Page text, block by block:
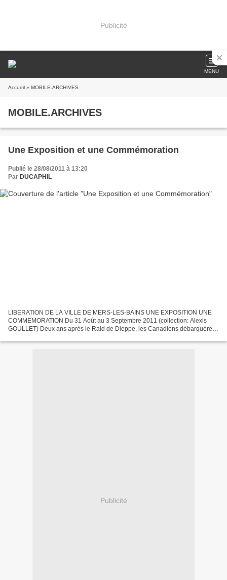
Publicité
MENU
Accueil » MOBILE.ARCHIVES
MOBILE.ARCHIVES
Une Exposition et une Commémoration
Publié le 28/08/2011 à 13:20
Par DUCAPHIL
LIBERATION DE LA VILLE DE MERS-LES-BAINS UNE EXPOSITION UNE
COMMEMORATION Du 31 Août au 3 Septembre 2011 (collection: Alexis
GOULLET) Deux ans après le Raid de Dieppe, les Canadiens débarquèrent
Publicité